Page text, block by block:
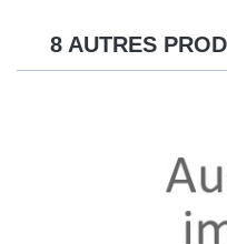
8 AUTRES